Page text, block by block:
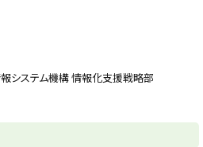
システム機構 情報化支援戦略部